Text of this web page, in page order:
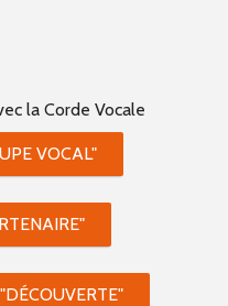
la Corde Vocale
VOCAL"